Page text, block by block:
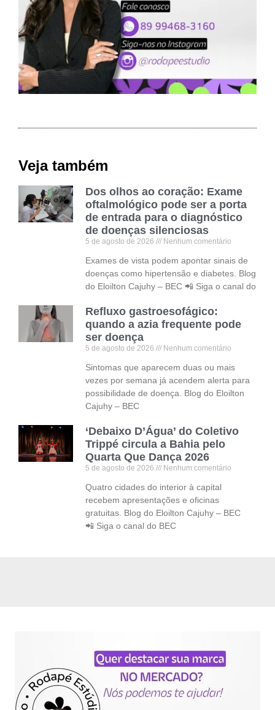
Veja também
Dos olhos ao coração: Exame
oftalmológico pode ser a porta
de entrada para o diagnóstico
de doenças silenciosas
5 de agosto de 2026 Nenhum comentário
Exames de vista podem apontar sinais de
doenças como hipertensão e diabetes. Blog
do Eloilton Cajuhy – BEC 📲 Siga o canal do
Refluxo gastroesofágico:
quando a azia frequente pode
ser doença
5 de agosto de 2026 Nenhum comentário
Sintomas que aparecem duas ou mais
vezes por semana já acendem alerta para
possibilidade de doença. Blog do Eloilton
Cajuhy – BEC
‘Debaixo D’Água’ do Coletivo
Trippé circula a Bahia pelo
Quarta Que Dança 2026
5 de agosto de 2026 Nenhum comentário
Quatro cidades do interior à capital
recebem apresentações e oficinas
gratuitas. Blog do Eloilton Cajuhy – BEC
📲 Siga o canal do BEC